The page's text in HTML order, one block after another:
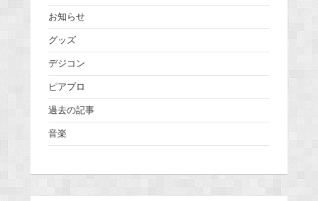
お知らせ
グッズ
デジコン
ピアプロ
過去の記事
音楽